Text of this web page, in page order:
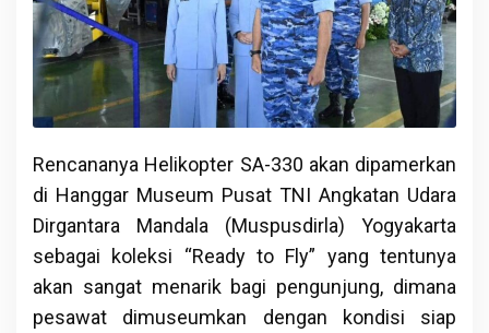
Rencananya Helikopter SA-330 akan dipamerkan
di Hanggar Museum Pusat TNI Angkatan Udara
Dirgantara Mandala (Muspusdirla) Yogyakarta
sebagai koleksi “Ready to Fly” yang tentunya
akan sangat menarik bagi pengunjung, dimana
pesawat dimuseumkan dengan kondisi siap